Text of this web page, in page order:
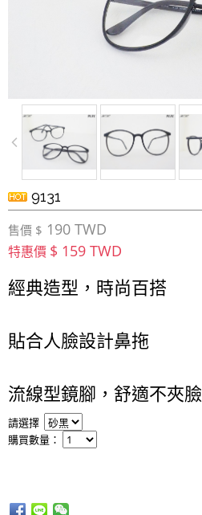
9131
售價 $ 190 TWD
特惠價 $ 159 TWD
經典造型，時尚百搭
貼合人臉設計鼻拖
流線型鏡腳，舒適不夾臉
請選擇
購買數量：